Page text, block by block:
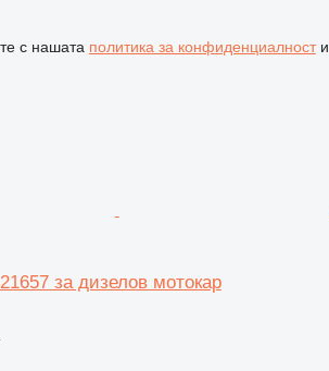
с нашата политика за конфиденциалности
за дизелов мотокар